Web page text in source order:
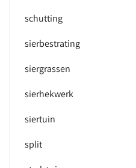
schutting
sierbestrating
siergrassen
sierhekwerk
siertuin
split